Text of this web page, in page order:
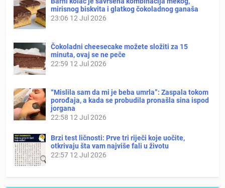
mirisnog biskvita i glatkog čokoladnog ganaša
23:06 12 Jul 2026
Čokoladni cheesecake možete složiti za 15
minuta, ovaj se ne peče
22:59 12 Jul 2026
“Mislila sam da mi je beba umrla”: Zaspala tokom
porođaja, a kada se probudila pronašla sina ispod
jorgana
22:58 12 Jul 2026
Brzi test ličnosti: Prve tri riječi koje uočite,
otkrivaju šta vam najviše fali u životu
22:57 12 Jul 2026